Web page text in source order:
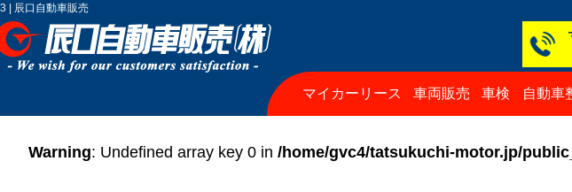
3 | 辰口自動車販売
マイカーリース 車両販売 車検 自動車
Warning: Undefined array key 0 in /home/gvc4/tatsukuchi-motor.jp/